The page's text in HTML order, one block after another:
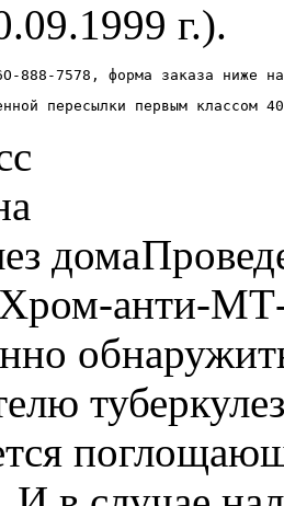
г.).
888-7578, форма заказа ниже
пересылки первым классом
анти-МТ-